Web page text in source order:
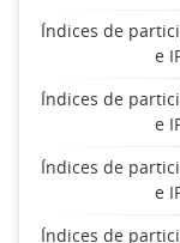
Índices de
e
Índices de
e
Índices de
e
Índices de